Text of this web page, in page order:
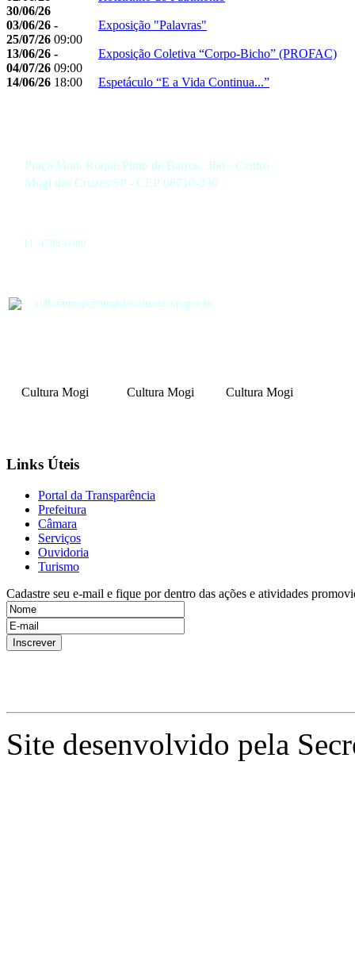
30/06/26
03/06/26 -
25/07/26 09:00
Exposição "Palavras"
13/06/26 -
04/07/26 09:00
Exposição Coletiva “Corpo-Bicho” (PROFAC)
14/06/26 18:00 Espetáculo “E a Vida Continua...”
Praça Mon. Roque Pinto de Barros, 360 - Centro
Mogi das Cruzes/SP - CEP 08710-330
11 4798-6900
culturamogi@mogidascruzes.sp.gov.br
Cultura Mogi Cultura Mogi Cultura Mogi
Links Úteis
Portal da Transparência
Prefeitura
Câmara
Serviços
Ouvidoria
Turismo
Cadastre seu e-mail e fique por dentro das ações e atividades
Site desenvolvido pela